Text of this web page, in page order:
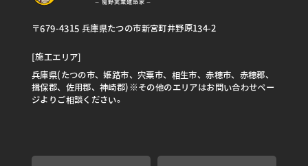
〒679-4315 兵庫県たつの市新宮町井野原134-2
[施工エリア]
兵庫県(たつの市、姫路市、宍粟市、相生市、赤穂市、赤穂郡、
揖保郡、佐用郡、神崎郡)※その他のエリアはお問い合わせペー
ジよりご相談ください。